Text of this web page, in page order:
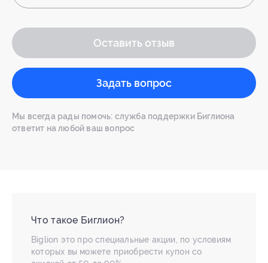
Оставить отзыв
Задать вопрос
Мы всегда рады помочь: служба поддержки Биглиона
ответит на любой ваш вопрос
Что такое Биглион?
Biglion это про специальные акции, по условиям
которых вы можете приобрести купон со